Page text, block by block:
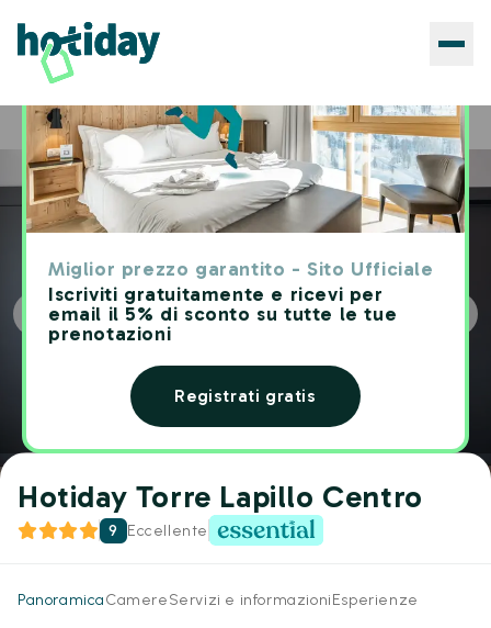
Miglior prezzo garantito - Sito Ufficiale
Iscriviti gratuitamente e ricevi per
email il 5% di sconto su tutte le tue
prenotazioni
Registrati gratis
Home Hotels Hotiday Torre Lapillo Centro
Hotiday Torre Lapillo Centro
9 Eccellente
PanoramicaCamereServizi e informazioniEsperienze